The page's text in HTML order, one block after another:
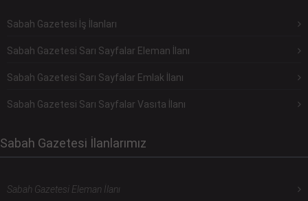
Sabah Gazetesi İş İlanları
Sabah Gazetesi Sarı Sayfalar Eleman İlanı
Sabah Gazetesi Sarı Sayfalar Emlak İlanı
Sabah Gazetesi Sarı Sayfalar Vasıta İlanı
Sabah Gazetesi İlanlarımız
Sabah Gazetesi Eleman İlanı